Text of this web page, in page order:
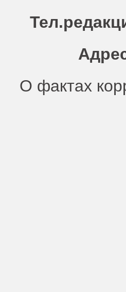
О фактах